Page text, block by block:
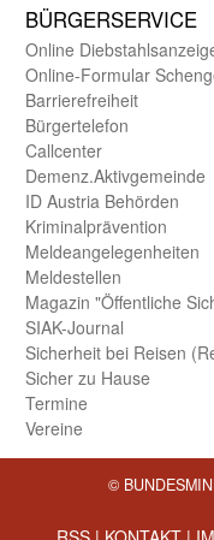
BÜRGER­SERVICE
Online
Online-Formular
Barriere­freiheit
Bürger­telefon
Call­center
Demenz.Aktiv­gemeinde
ID Austria Behörden
Kriminal­prävention
Melde­an­ge­le­gen­heiten
Meld­estellen
Magazin "Öffentliche
SIAK-Journal
Sicherheit bei Reisen
Sicher zu Hause
Termine
Vereine
©